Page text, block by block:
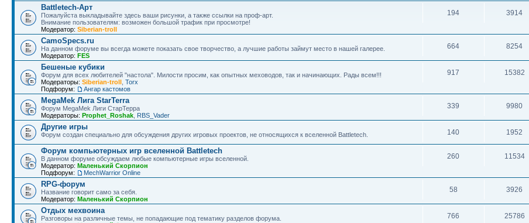
Battletech-Арт
Пожалуйста выкладывайте здесь ваши рисунки, а также ссылки на проф-арт.
Внимание пользователям: возможен большой трафик при просмотре!
Модератор: Siberian-troll
194 3914
CamoSpecs.ru
На данном форуме вы всегда можете показать свое творчество, а лучшие работы займут место в нашей галерее.
Модератор: FES
664 8254
Бешеные кубики
Форум для всех любителей "настола". Милости просим, как опытных меховодов, так и начинающих. Рады всем!!!
Модераторы: Siberian-troll Torx
Подфорум:
Ангар кастомов
917 15382
MegaMek Лига StarTerra
Форум МegaMek Лиги СтарТерра
Модераторы: Prophet_Roshak RBS_Vader
339 9980
Другие игры
Форум создан специально для обсуждения других игровых проектов, не относящихся к вселенной Battletech. 140 1952
Форум компьютерных игр вселенной Battletech
В данном форуме обсуждаем любые компьютерные игры вселенной.
Модератор: Маленький Скорпион
Подфорум:
MechWarrior Online
260 11534
RPG-форум
Название говорит само за себя.
Модератор: Маленький Скорпион
58 3926
Отдых мехвоина
Разговоры на различные темы, не попадающие под тематику разделов форума.
766 25786